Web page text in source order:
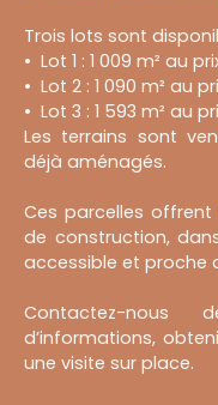
Trois lots sont
Lot 1 : 1 009 m² au
Lot 2 : 1 090 m² au
Lot 3 : 1 593 m² au
Les terrains sont
déjà aménagés.
Ces parcelles
de construction,
accessible et proche
Contactez-nous
d’informations,
une visite sur place.